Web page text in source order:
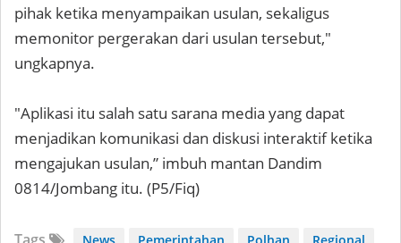
pihak ketika menyampaikan usulan, sekaligus
memonitor pergerakan dari usulan tersebut,"
ungkapnya.
"Aplikasi itu salah satu sarana media yang dapat
menjadikan komunikasi dan diskusi interaktif ketika
mengajukan usulan,” imbuh mantan Dandim
0814/Jombang itu. (P5/Fiq)